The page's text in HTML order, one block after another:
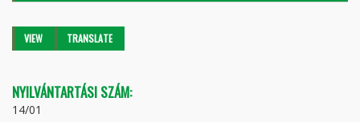
Primary tabs
VIEW (ACTIVETRANSLATE
NYILVÁNTARTÁSI SZÁM:
14/01